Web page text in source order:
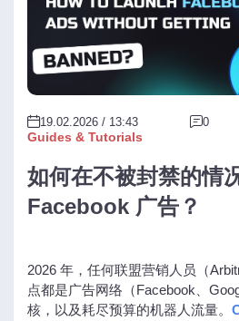
Guides & Tutorials
19.02.2026 / 13:43 0
如何在不被封禁的情
Facebook 广告？
2026 年，任何联盟营销人员（
点都是广告网络（Facebook、
核，以及耗尽预算的机器人流量。